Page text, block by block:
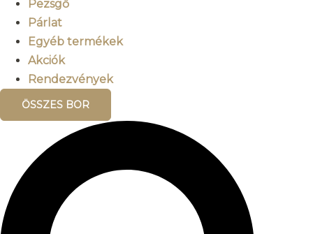
Pezsgő
Párlat
Egyéb termékek
Akciók
Rendezvények
ÖSSZES BOR